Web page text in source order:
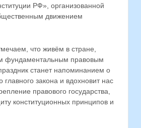
РФ», организованной
движением
что живём в стране,
фундаментальным правовым
станет напоминанием о
главного закона и вдохновит нас
правового государства,
конституционных принципов и